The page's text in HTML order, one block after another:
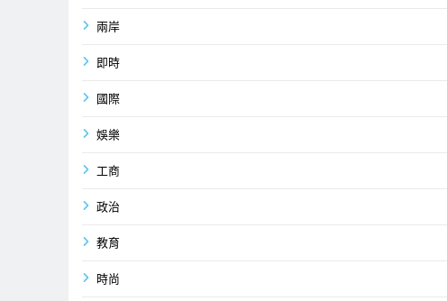
兩岸
即時
國際
娛樂
工商
政治
教育
時尚